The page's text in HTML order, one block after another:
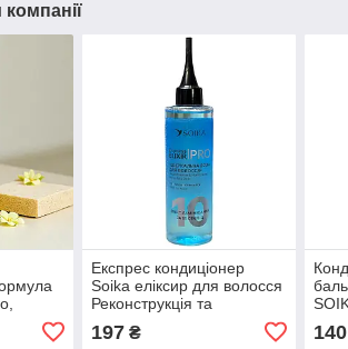
компанії
Експрес кондиціонер
Soika еліксир для волосся
Реконструкція та
197₴ 140